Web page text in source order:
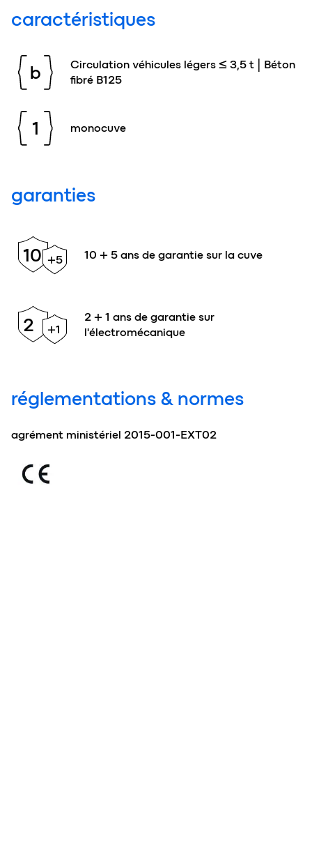
caractéristiques
b
Circulation véhicules légers ≤ 3,5 t | Béton
fibré B125
1 monocuve
garanties
10 +5 10 + 5 ans de garantie sur la cuve
2 +1
2 + 1 ans de garantie sur
l'électromécanique
réglementations & normes
agrément ministériel 2015-001-EXT02